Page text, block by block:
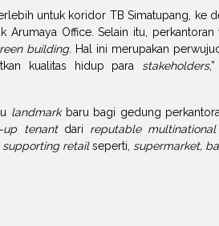
untuk koridor TB Simatupang, ke
Arumaya Office. Selain itu,
building. Hal ini merupakan
kualitas hidup para stakeholders
landmarkbaru bagi gedung
up tenant dari reputable
supporting retailseperti, supermarket,